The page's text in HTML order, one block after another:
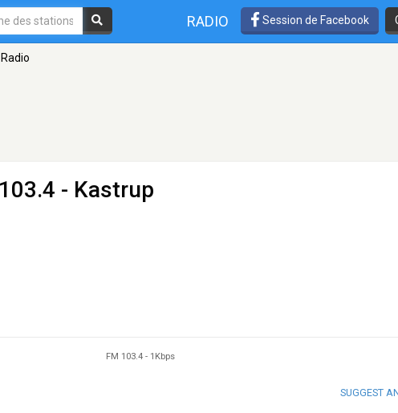
RADIO Session de Facebook
- Kastrup
FM 103.4 - 1Kbps
SUGGEST